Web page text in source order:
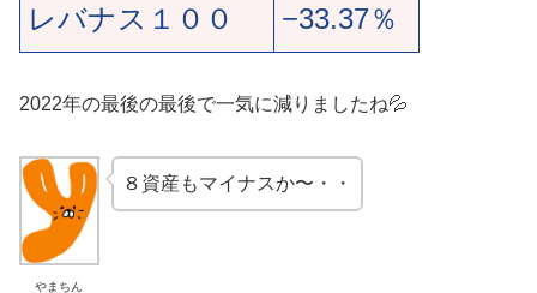
レバナス１００ −33.37％
2022年の最後の最後で一気に減りましたね💦
やまちん
８資産もマイナスか〜・・